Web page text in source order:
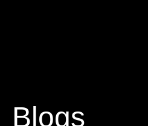
Blogs